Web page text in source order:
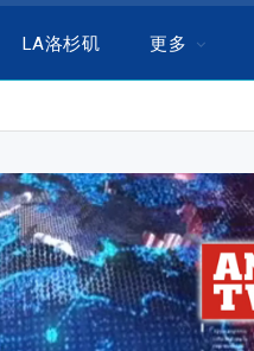
LA洛杉矶 更多